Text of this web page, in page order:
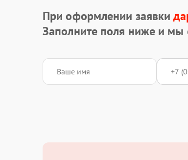
При оформлении заявки
Заполните поля ниже и